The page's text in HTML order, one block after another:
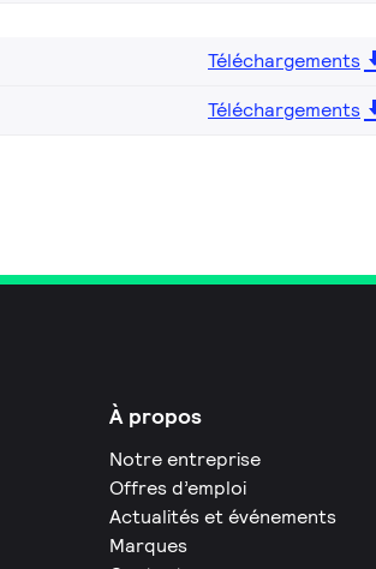
Téléchargements
Téléchargements
À propos
Notre entreprise
Offres d’emploi
Actualités et événements
Marques